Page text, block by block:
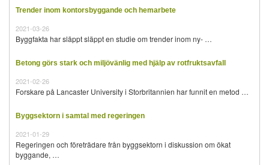
Trender inom kontorsbyggande och hemarbete
2021-03-26
Byggfakta har släppt släppt en studie om trender inom ny- …
Betong görs stark och miljövänlig med hjälp av rotfruktsavfall
2021-02-26
Forskare på Lancaster University i Storbritannien har funnit en metod …
Byggsektorn i samtal med regeringen
2021-01-29
Regeringen och företrädare från byggsektorn i diskussion om ökat
byggande, …